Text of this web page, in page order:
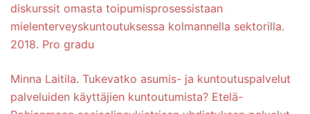
diskurssit omasta toipumisprosessistaan
mielenterveyskuntoutuksessa kolmannella sektorilla.
2018. Pro gradu
Minna Laitila. Tukevatko asumis- ja kuntoutuspalvelut
palveluiden käyttäjien kuntoutumista? Etelä-